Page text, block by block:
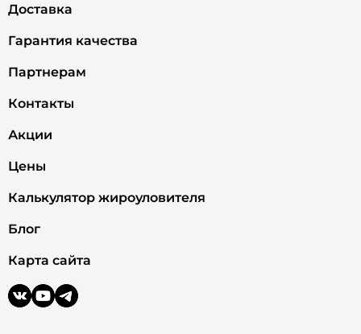
Доставка
Гарантия качества
Партнерам
Контакты
Акции
Цены
Калькулятор жироуловителя
Блог
Карта сайта